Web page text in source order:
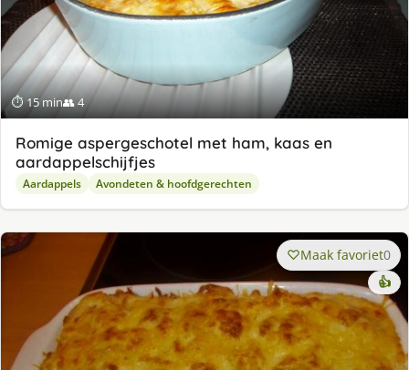
⏱ 15 min👥 4
Romige aspergeschotel met ham, kaas en
aardappelschijfjes
Aardappels Avondeten & hoofdgerechten
Maak favoriet0
👍